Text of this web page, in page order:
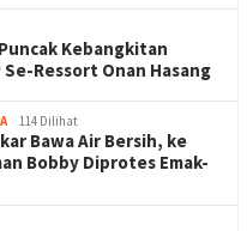
Kebangkitan
Ressort Onan Hasang
114 Dilihat
Bawa Air Bersih, ke
Bobby Diprotes Emak-